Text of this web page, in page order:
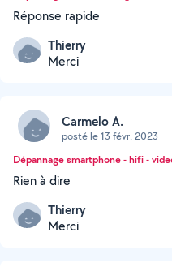
Réponse rapide
Thierry
Merci
Carmelo A.
posté le 13 févr. 2023
Dépannage smartphone - hifi -
Rien à dire
Thierry
Merci